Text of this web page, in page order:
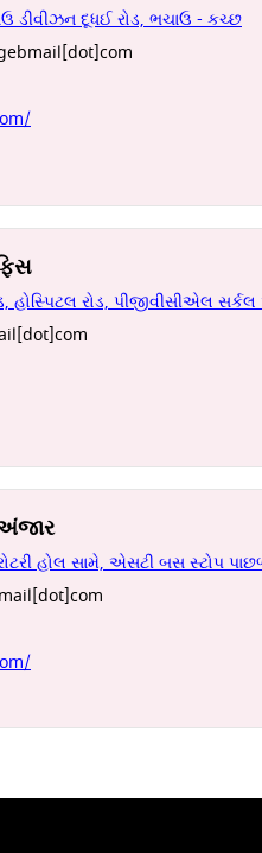
ડીવીઝન દૂધઈ રોડ, ભચાઉ - કચ્છ
હોસ્પિટલ રોડ, પીજીવીસીએલ
હોલ સામે, એસટી બસ સ્ટોપ